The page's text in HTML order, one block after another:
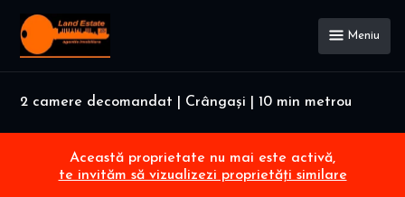
Meniu
2 camere decomandat | Crângași | 10 min metrou
Această proprietate nu mai este activă,
te invităm să vizualizezi proprietăți similare